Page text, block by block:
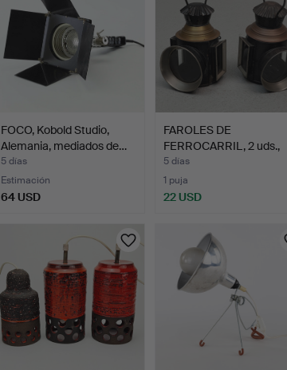
FOCO, Kobold Studio,
Alemania, mediados de…
5 días
Estimación
64 USD
FAROLES DE
FERROCARRIL, 2 uds.,
metal y cr…
5 días
1 puja
22 USD